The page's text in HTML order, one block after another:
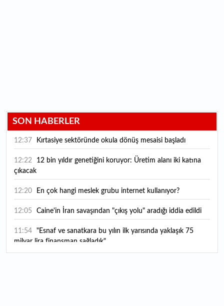
SON HABERLER
12:37 Kırtasiye sektöründe okula dönüş mesaisi başladı
12:22
çıkacak
12:20 En çok hangi meslek grubu internet kullanıyor?
12:05 Caine'in İran savaşından "çıkış yolu" aradığı iddia edildi
11:54
milyar lira finansman sağladık"